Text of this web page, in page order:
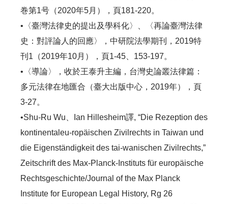
巻第1号（2020年5月），頁181-220。
•〈臺灣法律史的提出及學科化〉、〈再論臺灣法律
史：對評論人的回應〉，中研院法學期刊，2019特
刊1（2019年10月），頁1-45、153-197。
•〈導論〉，收於王泰升主編，台灣史論叢法律篇：
多元法律在地匯合（臺大出版中心，2019年），頁
3-27。
•Shu-Ru Wu、Ian Hillesheim譯, “Die Rezeption des
kontinentaleu-ropäischen Zivilrechts in Taiwan und
die Eigenständigkeit des tai-wanischen Zivilrechts,”
Zeitschrift des Max-Planck-Instituts für europäische
Rechtsgeschichte/Journal of the Max Planck
Institute for European Legal History, Rg 26